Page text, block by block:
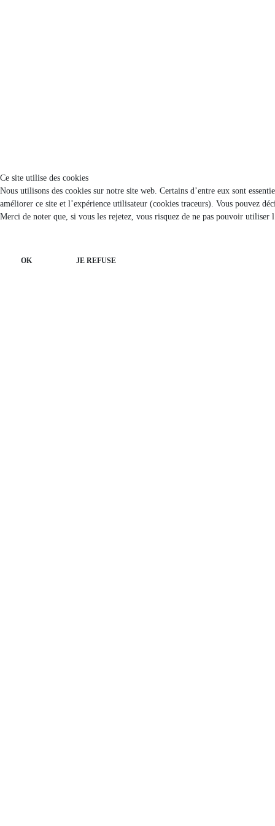
Ce site utilise des cookies
Nous utilisons des cookies sur notre site web. Certains d’entre eux sont
améliorer ce site et l’expérience utilisateur (cookies traceurs). Vous pouvez
Merci de noter que, si vous les rejetez, vous risquez de ne pas pouvoir utiliser
OK JE REFUSE